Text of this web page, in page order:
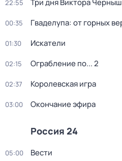
22:55 Три дня Виктора
00:35 Гваделупа: от горных
01:30 Искатели
02:15 Ограбление по... 2
02:37 Королевская игра
03:00 Окончание эфира
Россия 24
05:00 Вести